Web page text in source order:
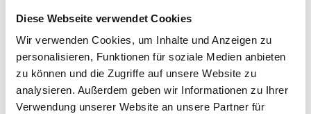
Diese Webseite verwendet Cookies
Wir verwenden Cookies, um Inhalte und Anzeigen zu
personalisieren, Funktionen für soziale Medien anbieten
zu können und die Zugriffe auf unsere Website zu
analysieren. Außerdem geben wir Informationen zu Ihrer
Verwendung unserer Website an unsere Partner für
Mail:amb@gmr.dk
MENÜ
Laubsauger MK-10